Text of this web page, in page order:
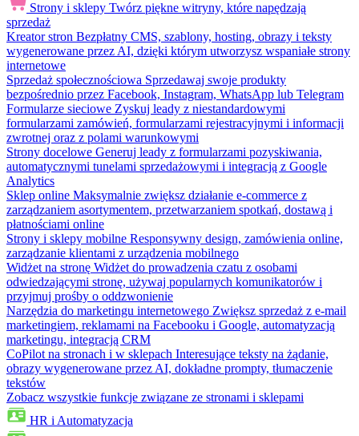
Strony i sklepy Twórz piękne witryny, które napędzają
sprzedaż
Kreator stron Bezpłatny CMS, szablony, hosting, obrazy i teksty
wygenerowane przez AI, dzięki którym utworzysz wspaniałe strony
internetowe
Sprzedaż społecznościowa Sprzedawaj swoje produkty
bezpośrednio przez Facebook, Instagram, WhatsApp lub Telegram
Formularze sieciowe Zyskuj leady z niestandardowymi
formularzami zamówień, formularzami rejestracyjnymi i informacji
zwrotnej oraz z polami warunkowymi
Strony docelowe Generuj leady z formularzami pozyskiwania,
automatycznymi tunelami sprzedażowymi i integracją z Google
Analytics
Sklep online Maksymalnie zwiększ działanie e-commerce z
zarządzaniem asortymentem, przetwarzaniem spotkań, dostawą i
płatnościami online
Strony i sklepy mobilne Responsywny design, zamówienia online,
zarządzanie klientami z urządzenia mobilnego
Widżet na stronę Widżet do prowadzenia czatu z osobami
odwiedzającymi stronę, używaj popularnych komunikatorów i
przyjmuj prośby o oddzwonienie
Narzędzia do marketingu internetowego Zwiększ sprzedaż z e-mail
marketingiem, reklamami na Facebooku i Google, automatyzacją
marketingu, integracją CRM
CoPilot na stronach i w sklepach Interesujące teksty na żądanie,
obrazy wygenerowane przez AI, dokładne prompty, tłumaczenie
tekstów
Zobacz wszystkie funkcje związane ze stronami i sklepami
HR i Automatyzacja